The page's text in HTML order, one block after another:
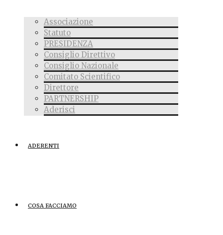
Associazione
Statuto
PRESIDENZA
Consiglio Direttivo
Consiglio Nazionale
Comitato Scientifico
Direttore
PARTNERSHIP
Aderisci
ADERENTI
COSA FACCIAMO